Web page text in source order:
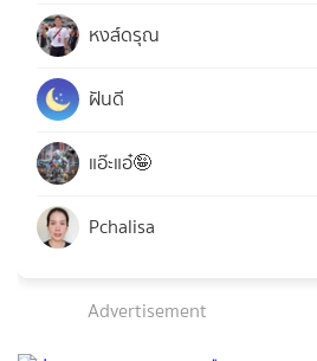
หงส์ดรุณ
ฝันดี
แอ๊ะแอ๋🤪
Pchalisa
Advertisement